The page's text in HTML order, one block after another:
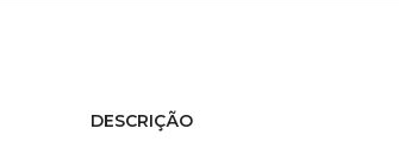
DESCRIÇÃO